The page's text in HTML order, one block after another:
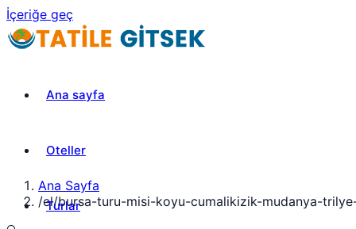
İçeriğe geç
Ana sayfa
Oteller
Turlar
Ana Sayfa
/el/bursa-turu-misi-koyu-cumalikizik-mudanya-